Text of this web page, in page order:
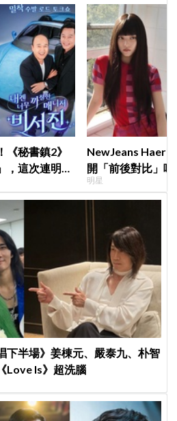
秘書鎮2》
，這次連明星
播
NewJeans
開「前後對比」
絲超崩潰
明星
下半場》姜棟元、嚴泰九、朴智
Love Is》超洗腦